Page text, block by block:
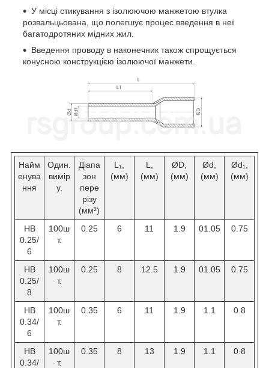
У місці стикування з ізолюючою манжетою втулка
розвальцьована, що полегшує процес введення в неї
багатодротяних мідних жил.
Введення проводу в наконечник також спрощується
конусною конструкцією ізолюючої манжети.
Найм
енува
ння
Один.
вимір
у.
Діапа
зон
пере
різу
(мм²)
L₁,
(мм)
L,
(мм)
ØD,
(мм)
Ød,
(мм)
Ød₁,
(мм)
HB
0.25/
6
100ш
т.
0.25 6 11 1.9 01.05 0.75
HB
0.25/
8
100ш
т.
0.25 8 12.5 1.9 01.05 0.75
HB
0.34/
6
100ш
т.
0.35 6 11 1.9 1.1 0.8
HB
0.34/
100ш
т.
0.35 8 13 1.9 1.1 0.8